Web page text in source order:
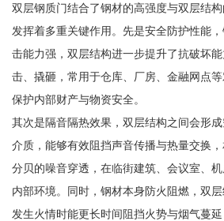
双层钢质门结合了钢材的高强度与双层结
发挥着多重关键作用。先是安全防护性能
击能力强，双层结构进一步提升了抗破坏
击、撬砸，常用于仓库、厂房、金融网点等
保护内部财产与物资安全。
其次是隔音隔热效果，双层结构之间会形
介质，能够有效阻挡声音传播与热量交换
分贝的噪音穿透，在临街建筑、会议室、
内部环境。同时，钢材本身防火阻燃，双
发生火情时能更长时间阻挡火势与烟气蔓